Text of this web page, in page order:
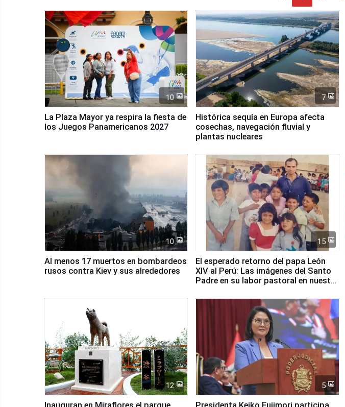
10
La Plaza Mayor ya respira la fiesta de
los Juegos Panamericanos 2027
7
Histórica sequía en Europa afecta
cosechas, navegación fluvial y
plantas nucleares
10
Al menos 17 muertos en bombardeos
rusos contra Kiev y sus alrededores
15
El esperado retorno del papa León
XIV al Perú: Las imágenes del Santo
Padre en su labor pastoral en nuestro
12 5